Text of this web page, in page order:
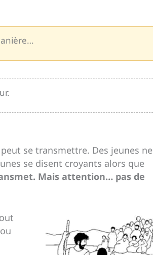
se transmettre. Des jeunes ne
se disent croyants alors que
Mais attention… pas de